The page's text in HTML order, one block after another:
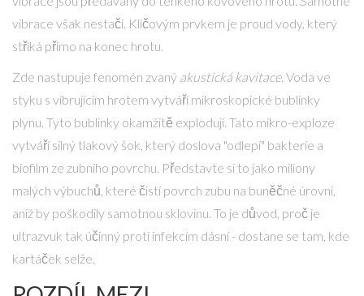
vibrace však nestačí. Klíčovým prvkem je proud vody, který
stříká přímo na konec hrotu.
Zde nastupuje fenomén zvaný akustická kavitace. Voda ve
styku s vibrujícím hrotem vytváří mikroskopické bublinky
plynu. Tyto bublinky okamžitě explodují. Tato mikro-exploze
vytváří silný tlakový šok, který doslova "odlepí" bakterie a
biofilm ze zubního povrchu. Představte si to jako miliony
malých výbuchů, které čistí povrch zubu na buněčné úrovni,
aniž by poškodily samotnou sklovinu. To je důvod, proč je
ultrazvuk tak účinný proti infekcím dásní - dostane se tam, kde
kartáček selže.